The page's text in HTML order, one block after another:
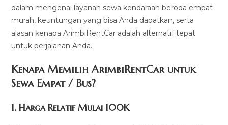
dalam mengenai layanan sewa kendaraan beroda empat
murah, keuntungan yang bisa Anda dapatkan, serta
alasan kenapa ArimbiRentCar adalah alternatif tepat
untuk perjalanan Anda.
Kenapa Memilih ArimbiRentCar untuk
Sewa Empat / Bus?
1.Harga Relatif Mulai 100K